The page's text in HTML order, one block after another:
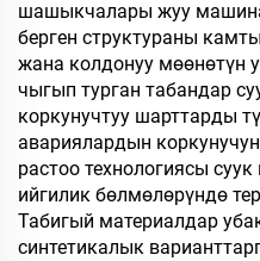
шашыкчалары жуу
берген структураны
жана колдонуу мөөнөтүн
чыгып турган табандар
коркунучтуу шарттарды
авариялардын
растоо технологиясы
ийгилик бөлмөлөрүндө
Табигый материалдар
синтетикалык